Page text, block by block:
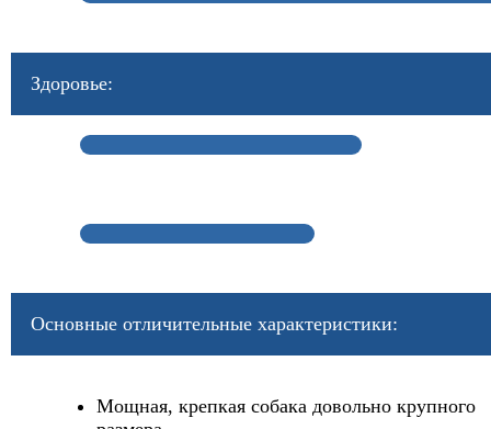
Здоровье:
Основные отличительные характеристики:
Мощная, крепкая собака довольно крупного